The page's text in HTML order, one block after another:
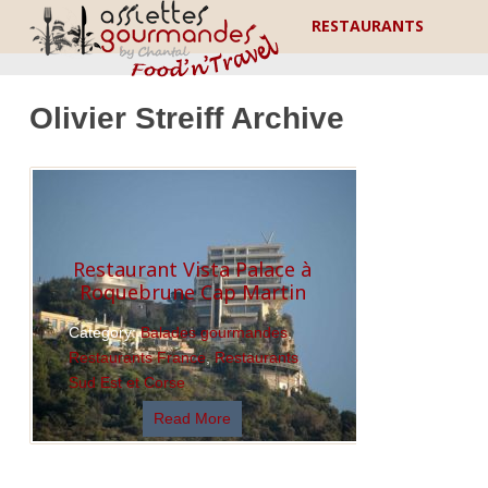
RESTAURANTS
Olivier Streiff Archive
Restaurant Vista Palace à
Roquebrune Cap Martin
Category:Balades gourmandes,
Restaurants France,Restaurants
Sud Est et Corse
Read More